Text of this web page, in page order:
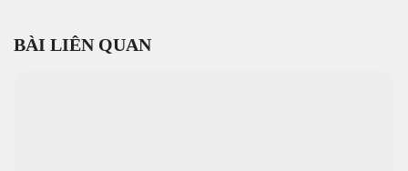
BÀI LIÊN QUAN